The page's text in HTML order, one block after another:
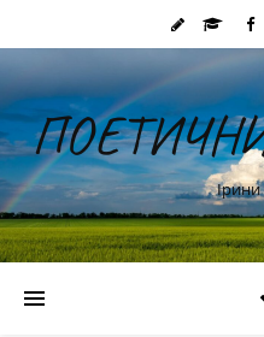
Ірини